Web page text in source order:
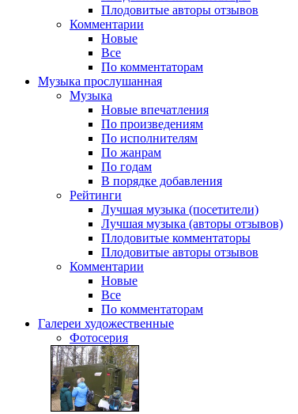
Плодовитые авторы отзывов
Комментарии
Новые
Все
По комментаторам
Музыка прослушанная
Музыка
Новые впечатления
По произведениям
По исполнителям
По жанрам
По годам
В порядке добавления
Рейтинги
Лучшая музыка (посетители)
Лучшая музыка (авторы отзывов)
Плодовитые комментаторы
Плодовитые авторы отзывов
Комментарии
Новые
Все
По комментаторам
Галереи художественные
Фотосерия